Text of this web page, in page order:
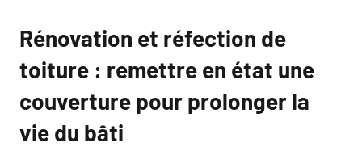
Rénovation et réfection de
toiture : remettre en état une
couverture pour prolonger la
vie du bâti